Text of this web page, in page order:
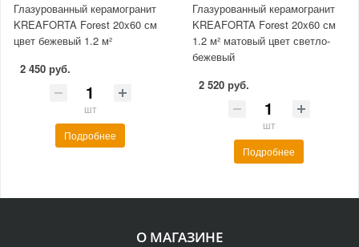
Глазурованный керамогранит
KREAFORTA Forest 20x60 см
цвет бежевый 1.2 м²
2 450 руб.
шт
Подробнее
Глазурованный керамогранит
KREAFORTA Forest 20x60 см
1.2 м² матовый цвет светло-
бежевый
2 520 руб.
шт
Подробнее
О МАГАЗИНЕ